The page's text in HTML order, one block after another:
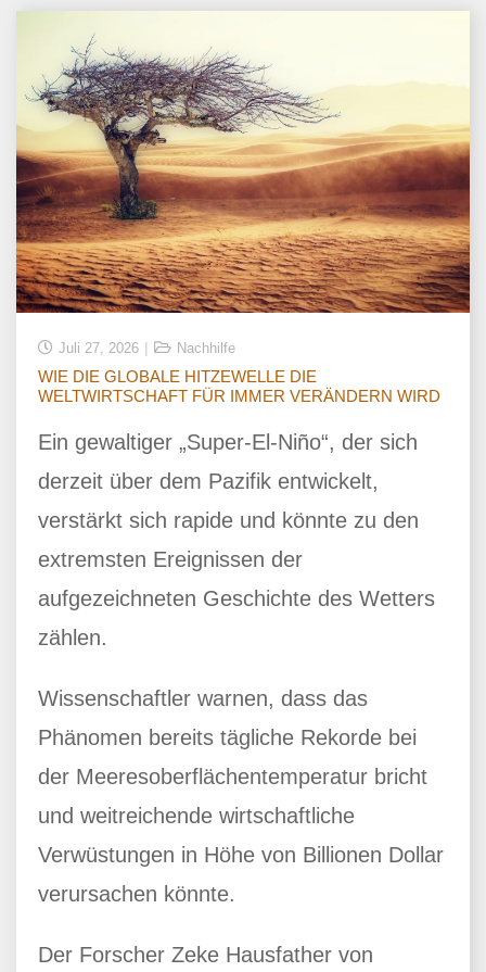
Juli 27, 2026 Nachhilfe
WIE DIE GLOBALE HITZEWELLE DIE
WELTWIRTSCHAFT FÜR IMMER VERÄNDERN WIRD
Ein gewaltiger „Super-El-Niño“, der sich
derzeit über dem Pazifik entwickelt,
verstärkt sich rapide und könnte zu den
extremsten Ereignissen der
aufgezeichneten Geschichte des Wetters
zählen.
Wissenschaftler warnen, dass das
Phänomen bereits tägliche Rekorde bei
der Meeresoberflächentemperatur bricht
und weitreichende wirtschaftliche
Verwüstungen in Höhe von Billionen Dollar
verursachen könnte.
Der Forscher Zeke Hausfather von